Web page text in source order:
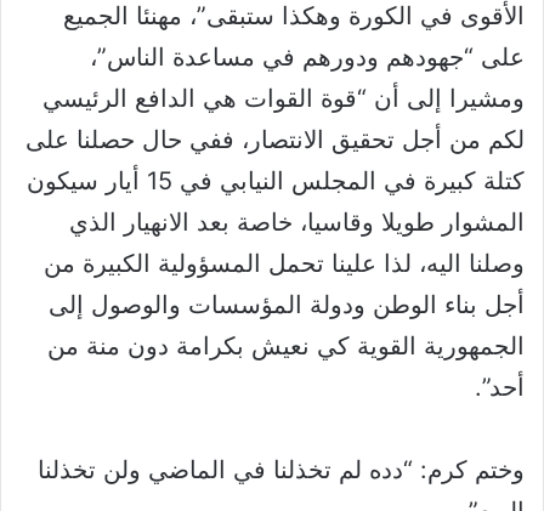
الأقوى في الكورة وهكذا ستبقى”، مهنئا الجميع
على “جهودهم ودورهم في مساعدة الناس”،
ومشيرا إلى أن “قوة القوات هي الدافع الرئيسي
لكم من أجل تحقيق الانتصار، ففي حال حصلنا على
كتلة كبيرة في المجلس النيابي في 15 أيار سيكون
المشوار طويلا وقاسيا، خاصة بعد الانهيار الذي
وصلنا اليه، لذا علينا تحمل المسؤولية الكبيرة من
أجل بناء الوطن ودولة المؤسسات والوصول إلى
الجمهورية القوية كي نعيش بكرامة دون منة من
أحد”.
وختم كرم: “دده لم تخذلنا في الماضي ولن تخذلنا